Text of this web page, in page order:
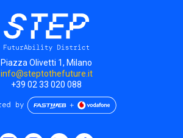
Piazza Olivetti 1, Milano
info@steptothefuture.it
+39 02 33 020 088